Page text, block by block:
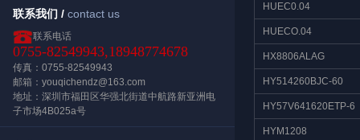
联系我们 / contact us
联系电话
0755-82549943,18948774678
传真：0755-82549943
邮箱：youqichendz@163.com
地址：深圳市福田区华强北街道中航路新亚洲电
子市场4B025a号
HUEC0.04
HUECO.04
HX8806ALAG
HY514260BJC-60
HY57V641620ETP-6
HYM1208